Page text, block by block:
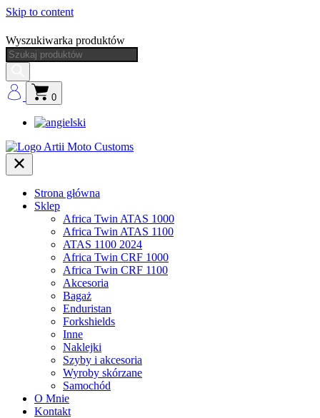
Skip to content
Wyszukiwarka produktów
0
Strona główna
Sklep
Africa Twin ATAS 1000
Africa Twin ATAS 1100
ATAS 1100 2024
Africa Twin CRF 1000
Africa Twin CRF 1100
Akcesoria
Bagaż
Enduristan
Forkshields
Inne
Naklejki
Szyby i akcesoria
Wyroby skórzane
Samochód
O Mnie
Kontakt